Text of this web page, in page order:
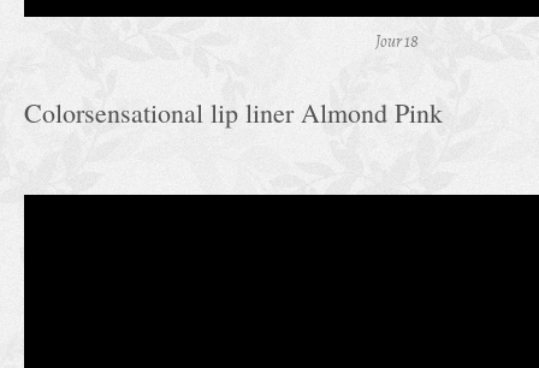
Jour 18
Colorsensational lip liner Almond Pink